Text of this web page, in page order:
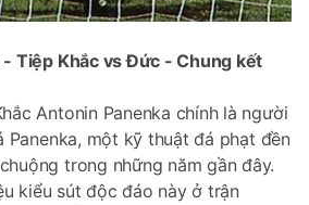
Tiệp Khắc vs Đức - Chung kết
Antonin Panenka chính là người
Panenka, một kỹ thuật đá phạt đền
trong những năm gần đây.
kiểu sút độc đáo này ở trận